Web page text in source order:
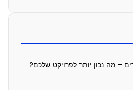
– מה נכון יותר לפרויקט שלכם?